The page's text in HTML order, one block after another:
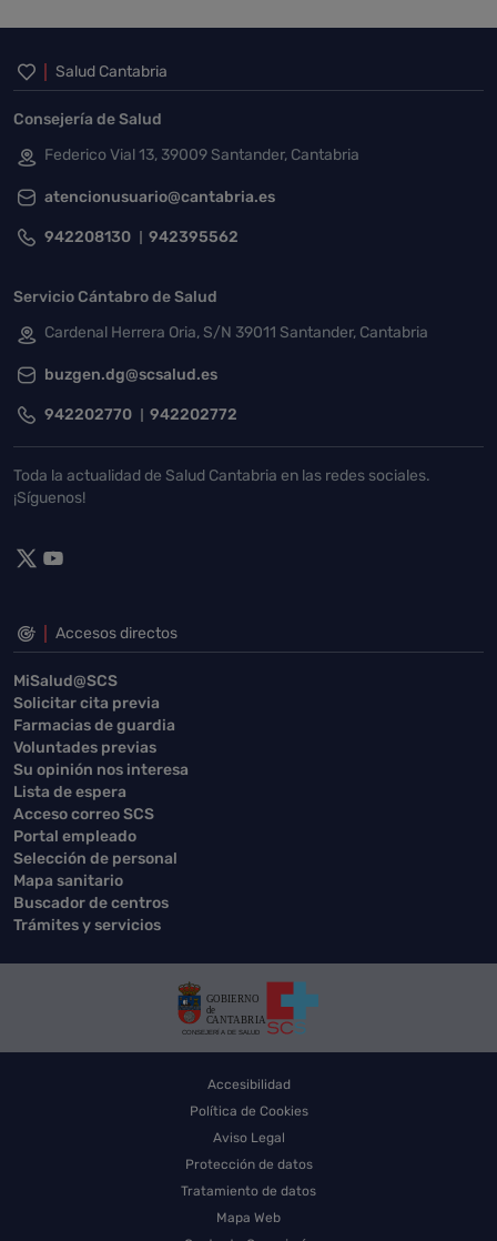
Inicio del pie de página
Salud Cantabria
Consejería de Salud
Federico Vial 13, 39009 Santander, Cantabria
atencionusuario@cantabria.es
942208130 942395562
Servicio Cántabro de Salud
Cardenal Herrera Oria, S/N 39011 Santander, Cantabria
buzgen.dg@scsalud.es
942202770 942202772
Toda la actualidad de Salud Cantabria en las redes sociales.
¡Síguenos!
Accesos directos
MiSalud@SCS
Solicitar cita previa
Farmacias de guardia
Voluntades previas
Su opinión nos interesa
Lista de espera
Acceso correo SCS
Portal empleado
Selección de personal
Mapa sanitario
Buscador de centros
Trámites y servicios
Accesibilidad
Política de Cookies
Aviso Legal
Protección de datos
Tratamiento de datos
Mapa Web